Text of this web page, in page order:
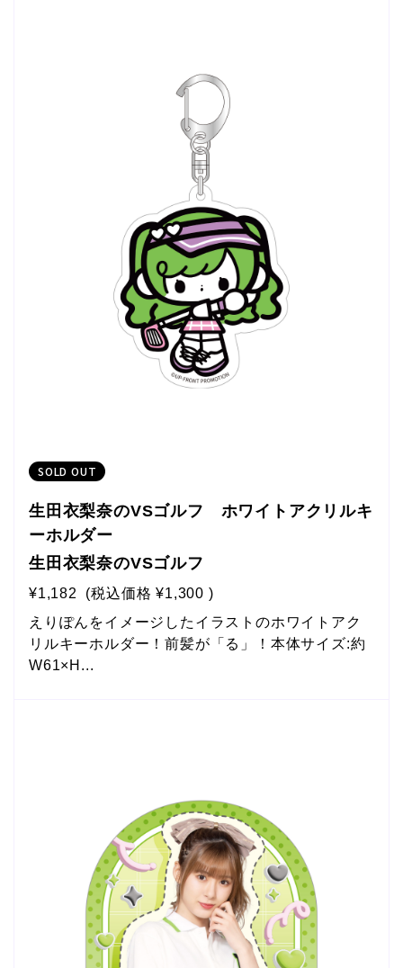
SOLD OUT
生田衣梨奈のVSゴルフ ホワイトアクリルキ
ーホルダー
生田衣梨奈のVSゴルフ
¥1,182 (税込価格 ¥1,300 )
えりぽんをイメージしたイラストのホワイトアク
リルキーホルダー！前髪が「る」！本体サイズ:約
W61×H...